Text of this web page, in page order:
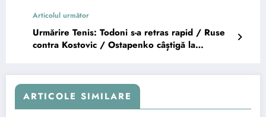
Articolul următor
Urmărire Tenis: Todoni s-a retras rapid / Ruse
contra Kostovic / Ostapenko câștigă la
ARTICOLE SIMILARE